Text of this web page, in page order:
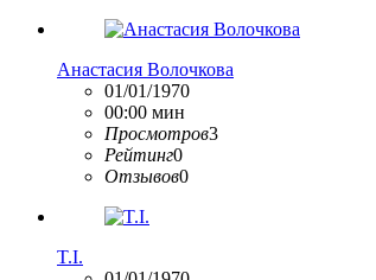
Анастасия Волочкова
01/01/1970
00:00 мин
Просмотров3
Рейтинг0
Отзывов0
T.I.